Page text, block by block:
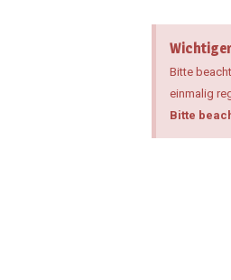
Bitte
einmalig
Bitte